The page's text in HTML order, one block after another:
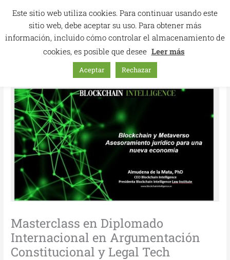
contenido
Masterclass en Diplomado
Internacional en Argumentación
Constitucional y Legal Tech
Este sitio web utiliza cookies. Para continuar usando este
sitio web, debe aceptar su uso. Para obtener más
información, incluido cómo controlar el almacenamiento de
cookies, es posible que desee Leer más
Aceptar Rechazar